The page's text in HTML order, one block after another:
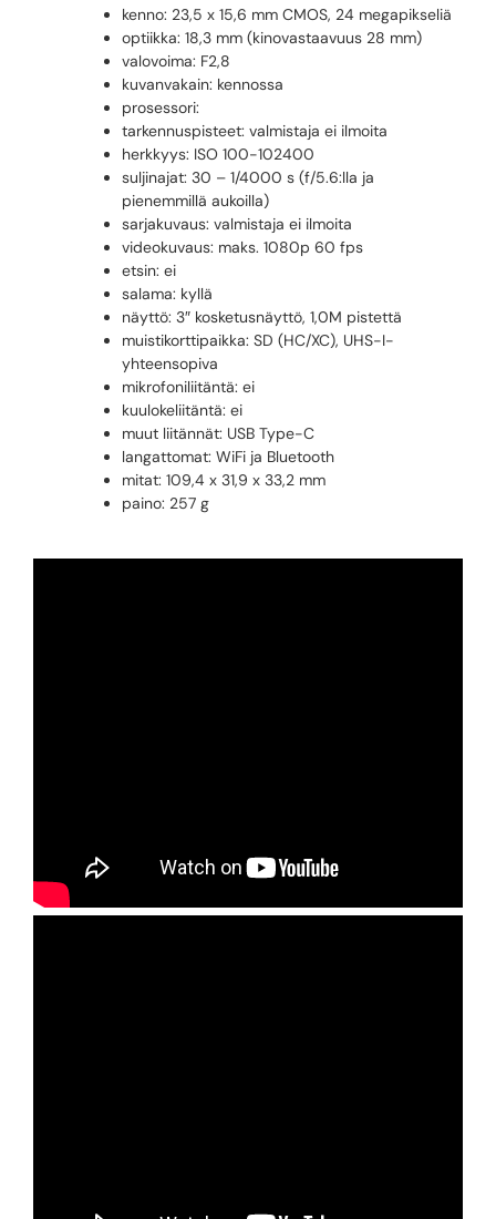
kenno: 23,5 x 15,6 mm CMOS, 24 megapikseliä
optiikka: 18,3 mm (kinovastaavuus 28 mm)
valovoima: F2,8
kuvanvakain: kennossa
prosessori:
tarkennuspisteet: valmistaja ei ilmoita
herkkyys: ISO 100-102400
suljinajat: 30 – 1/4000 s (f/5.6:lla ja
pienemmillä aukoilla)
sarjakuvaus: valmistaja ei ilmoita
videokuvaus: maks. 1080p 60 fps
etsin: ei
salama: kyllä
näyttö: 3″ kosketusnäyttö, 1,0M pistettä
muistikorttipaikka: SD (HC/XC), UHS-I-
yhteensopiva
mikrofoniliitäntä: ei
kuulokeliitäntä: ei
muut liitännät: USB Type-C
langattomat: WiFi ja Bluetooth
mitat: 109,4 x 31,9 x 33,2 mm
paino: 257 g